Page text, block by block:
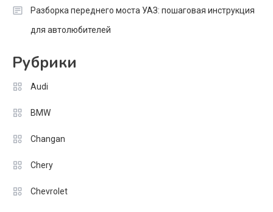
Разборка переднего моста УАЗ: пошаговая инструкция
для автолюбителей
Рубрики
Audi
BMW
Changan
Chery
Chevrolet